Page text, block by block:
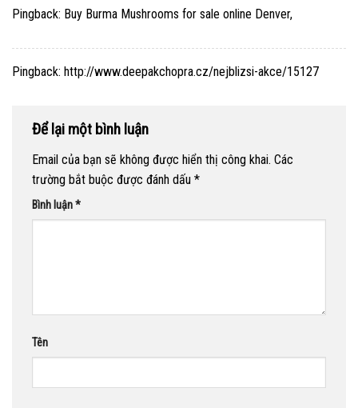
Pingback: Buy Burma Mushrooms for sale online Denver,
Pingback: http://www.deepakchopra.cz/nejblizsi-akce/15127
Để lại một bình luận
Email của bạn sẽ không được hiển thị công khai. Các
trường bắt buộc được đánh dấu *
Bình luận*
Tên